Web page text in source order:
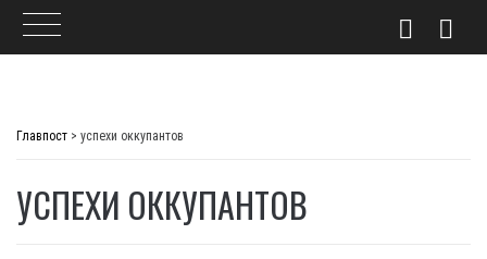
Главпост > успехи оккупантов
УСПЕХИ ОККУПАНТОВ